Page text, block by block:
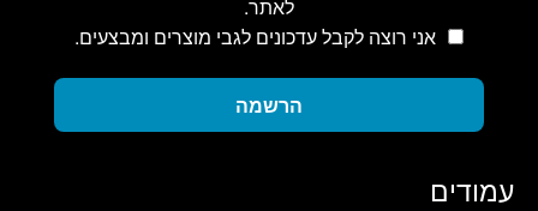
לאתר.
אני רוצה לקבל עדכונים לגבי מוצרים ומבצעים.
הרשמה
עמודים